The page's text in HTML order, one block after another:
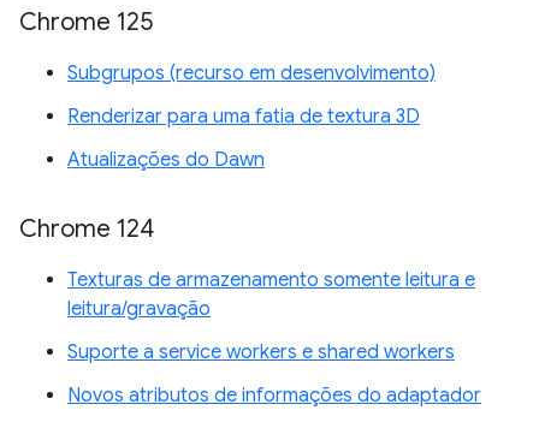
Chrome 125
Subgrupos (recurso em desenvolvimento)
Renderizar para uma fatia de textura 3D
Atualizações do Dawn
Chrome 124
Texturas de armazenamento somente leitura e
leitura/gravação
Suporte a service workers e shared workers
Novos atributos de informações do adaptador